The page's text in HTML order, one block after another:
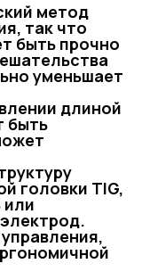
метод
так что
быть прочно
уменьшает
длиной
быть
головки TIG,
или